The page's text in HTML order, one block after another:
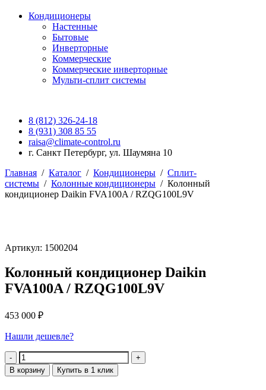
Кондиционеры
Настенные
Бытовые
Инверторные
Коммерческие
Коммерческие инверторные
Мульти-сплит системы
8 (812) 326-24-18
8 (931) 308 85 55
raisa@climate-control.ru
г. Санкт Петербург, ул. Шаумяна 10
Главная / Каталог / Кондиционеры / Сплит-
системы / Колонные кондиционеры / Колонный
кондиционер Daikin FVA100A / RZQG100L9V
Артикул: 1500204
Колонный кондиционер Daikin
FVA100A / RZQG100L9V
453 000 ₽
Нашли дешевле?
Количество
В корзину Купить в 1 клик